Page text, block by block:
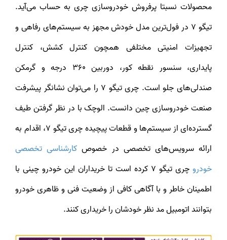
محصولات نسبتا پرفروش خودروسازی چری به حساب می‌آید.
تیگو 7 در فول‌ترین مدل خودش مجهز به سیستم‌های رفاهی و
تجهیزات امنیتی مختلفی همچون کنترل کشش،کنترل
پایداری، سنسور نقطه کور، دوربین 360 درجه و گرمکن
صندلی‌های جلو است. چری تیگو 7 را می‌توان نشانگر پیشرفت
صنعت خودروسازی چین دانست. الوچک با در نظر گرفتن طیف
گسترده‌ای از سیستم‌ها و قطعات پیچیده چری تیگو 7، اقدام به
ارائه سرویس‌های تخصصی در خصوصکارشناسی تخصصی
خودرو
چری تیگو 7 کرده است تا خریداران این خودرو چینی با
اطمینان خاطر و با آگاهی کافی از وضعیت فنی و ظاهری خودرو
بتوانند اتومبیل مد نظر خودشان را خریداری کنند.